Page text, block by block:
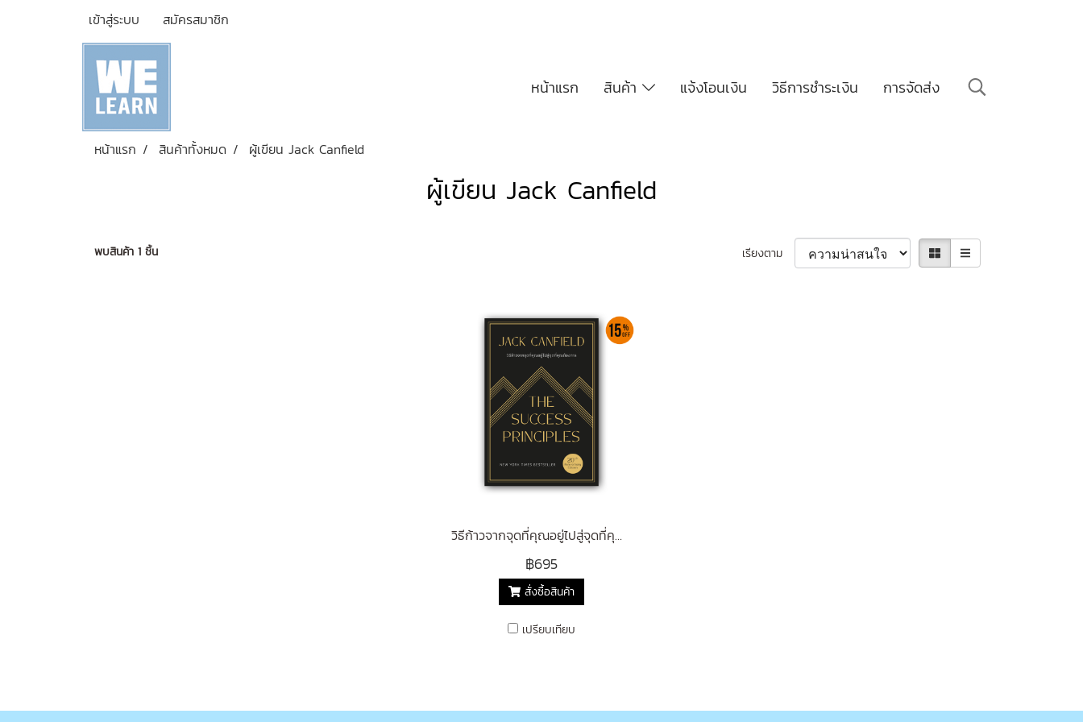
เข้าสู่ระบบ สมัครสมาชิก
หน้าแรก สินค้า แจ้งโอนเงิน วิธีการชำระเงิน การจัดส่ง
หน้าแรก สินค้าทั้งหมด ผู้เขียน Jack Canfield
ผู้เขียน Jack Canfield
พบสินค้า 1 ชิ้น เรียงตาม
วิธีก้าวจากจุดที่คุณอยู่ไปสู่จุดที่คุณต้องการ The Success Principles (20th Anniversary Edition) (Classic collection)
฿695
สั่งซื้อสินค้า
เปรียบเทียบ